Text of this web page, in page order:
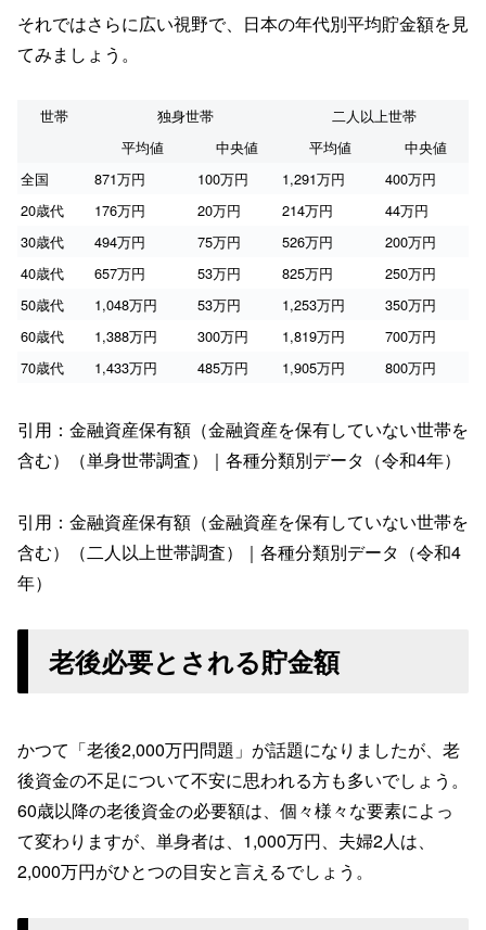
それではさらに広い視野で、日本の年代別平均貯金額を見
てみましょう。
世帯 独身世帯
二人以上世帯
平均値
中央値 平均値
中央値
全国
871万円 100万円 1,291万円
400万円
20歳代
176万円 20万円 214万円
44万円
30歳代
494万円 75万円 526万円
200万円
40歳代
657万円 53万円 825万円
250万円
50歳代
1,048万円 53万円 1,253万円
350万円
60歳代
1,388万円 300万円 1,819万円
700万円
70歳代
1,433万円 485万円 1,905万円 800万円
引用：金融資産保有額（金融資産を保有していない世帯を
含む）（単身世帯調査）｜各種分類別データ（令和4年）
引用：金融資産保有額（金融資産を保有していない世帯を
含む）（二人以上世帯調査）｜各種分類別データ（令和4
年）
老後必要とされる貯金額
かつて「老後2,000万円問題」が話題になりましたが、老
後資金の不足について不安に思われる方も多いでしょう。
60歳以降の老後資金の必要額は、個々様々な要素によっ
て変わりますが、単身者は、1,000万円、夫婦2人は、
2,000万円がひとつの目安と言えるでしょう。